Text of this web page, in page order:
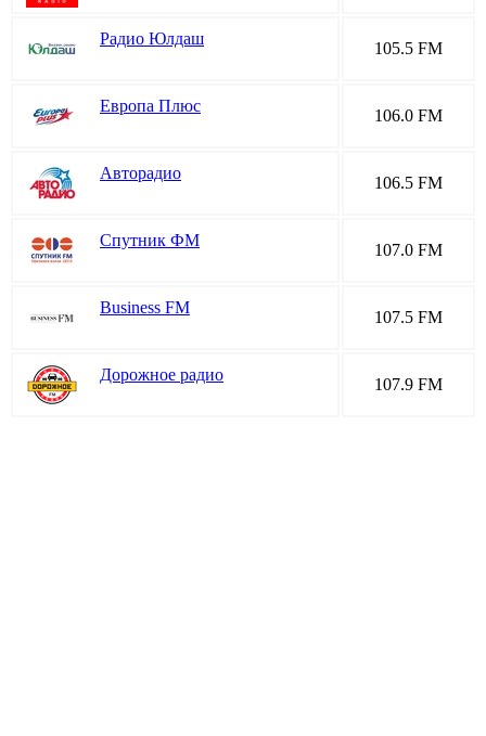
Радио Юлдаш
105.5 FM
Европа Плюс
106.0 FM
Авторадио
106.5 FM
Спутник ФМ
107.0 FM
Business FM
107.5 FM
Дорожное радио
107.9 FM